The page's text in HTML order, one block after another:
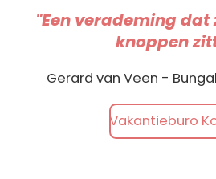
"Een verademing dat
knoppen
Gerard van Veen -
Vakantieburo